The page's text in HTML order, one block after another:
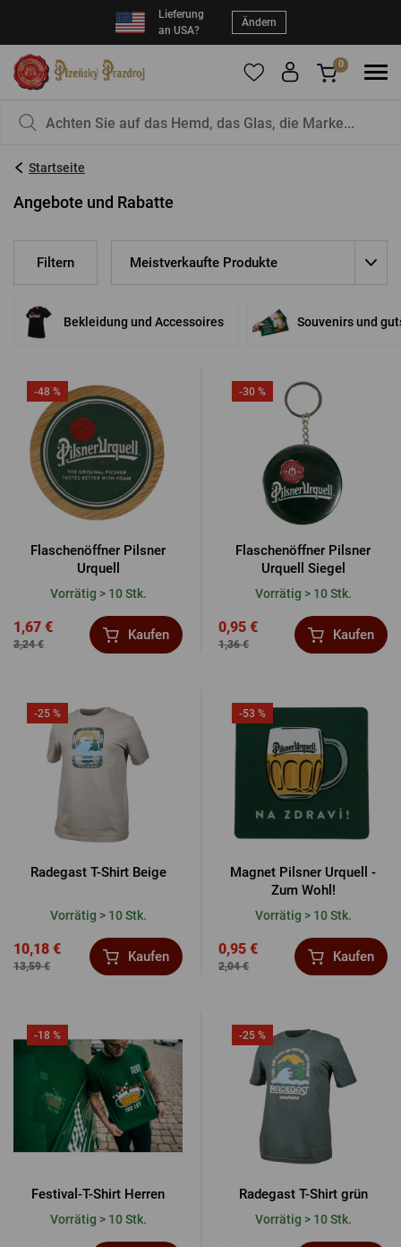
Lieferung
an USA?
Ändern
registrieren Sie sich
E-Mail: *
Kennwort:
Vergessenes Passwort Neue Registrierung
ANMELDUNG ÜBER FACEBOOK
0
Startseite
Angebote und Rabatte
Filtern Meistverkaufte Produkte
Bekleidung und Accessoires Souvenirs und
-48 %
Flaschenöffner Pilsner
Urquell
Vorrätig > 10 Stk.
3,24 €
1,67 € Kaufen
-30 %
Flaschenöffner Pilsner
Urquell Siegel
Vorrätig > 10 Stk.
1,36 €
0,95 € Kaufen
-25 %
Radegast T-Shirt Beige
Vorrätig > 10 Stk.
13,59 €
10,18 € Kaufen
-53 %
Magnet Pilsner Urquell -
Zum Wohl!
Vorrätig > 10 Stk.
2,04 €
0,95 € Kaufen
-18 %
Festival-T-Shirt Herren
Vorrätig > 10 Stk.
-25 %
Radegast T-Shirt grün
Vorrätig > 10 Stk.